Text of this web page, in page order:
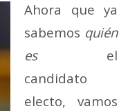
Ahora que ya
sabemos quién
esel
candidato
electo, vamos